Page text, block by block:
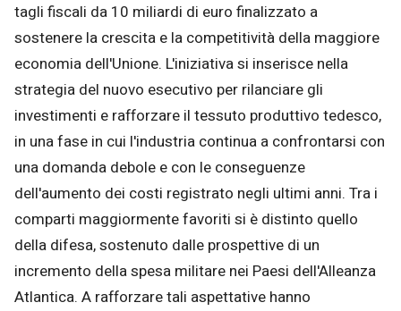
tagli fiscali da 10 miliardi di euro finalizzato a
sostenere la crescita e la competitività della maggiore
economia dell'Unione. L'iniziativa si inserisce nella
strategia del nuovo esecutivo per rilanciare gli
investimenti e rafforzare il tessuto produttivo tedesco,
in una fase in cui l'industria continua a confrontarsi con
una domanda debole e con le conseguenze
dell'aumento dei costi registrato negli ultimi anni. Tra i
comparti maggiormente favoriti si è distinto quello
della difesa, sostenuto dalle prospettive di un
incremento della spesa militare nei Paesi dell'Alleanza
Atlantica. A rafforzare tali aspettative hanno